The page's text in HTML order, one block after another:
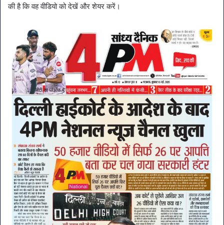
की है कि वह वीडियो को देखें और शेयर करें।